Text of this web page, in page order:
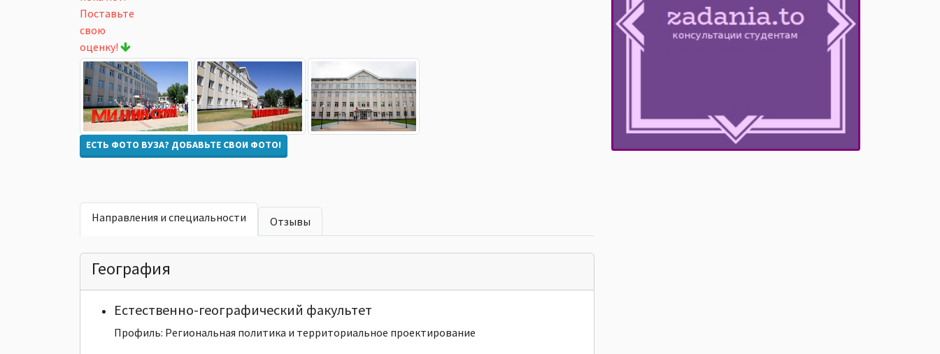
Поставьте
свою
оценку!
ЕСТЬ ФОТО ВУЗА? ДОБАВЬТЕ СВОИ ФОТО!
Направления и специальности Отзывы
География
Естественно-географический факультет
Профиль: Региональная политика и территориальное проектирование